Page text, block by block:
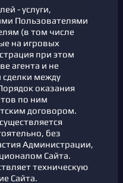
- услуги,
Пользователями
(в том числе
на игровых
при этом
агента и не
сделки между
оказания
по ним
договором.
без
Администрации,
Сайта.
техническую
Сайта.